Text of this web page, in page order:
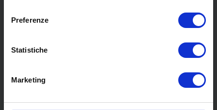
Preferenze
Statistiche
Marketing
Chi siamo
Meccanica
Convenzioni